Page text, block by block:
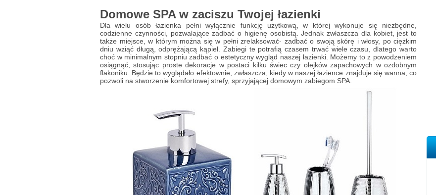
Domowe SPA w zaciszu Twojej łazienki
Dla wielu osób łazienka pełni wyłącznie funkcję użytkową, w której wykonuje się niezbędne,
codzienne czynności, pozwalające zadbać o higienę osobistą. Jednak zwłaszcza dla kobiet, jest to
także miejsce, w którym można się w pełni zrelaksować- zadbać o swoją skórę i włosy, po ciężkim
dniu wziąć długą, odprężającą kąpiel. Zabiegi te potrafią czasem trwać wiele czasu, dlatego warto
choć w minimalnym stopniu zadbać o estetyczny wygląd naszej łazienki. Możemy to z powodzeniem
osiągnąć, stosując proste dekoracje w postaci kilku świec czy olejków zapachowych w ozdobnym
flakoniku. Będzie to wyglądało efektownie, zwłaszcza, kiedy w naszej łazience znajduje się wanna, co
pozwoli na stworzenie komfortowej strefy, sprzyjającej domowym zabiegom SPA.